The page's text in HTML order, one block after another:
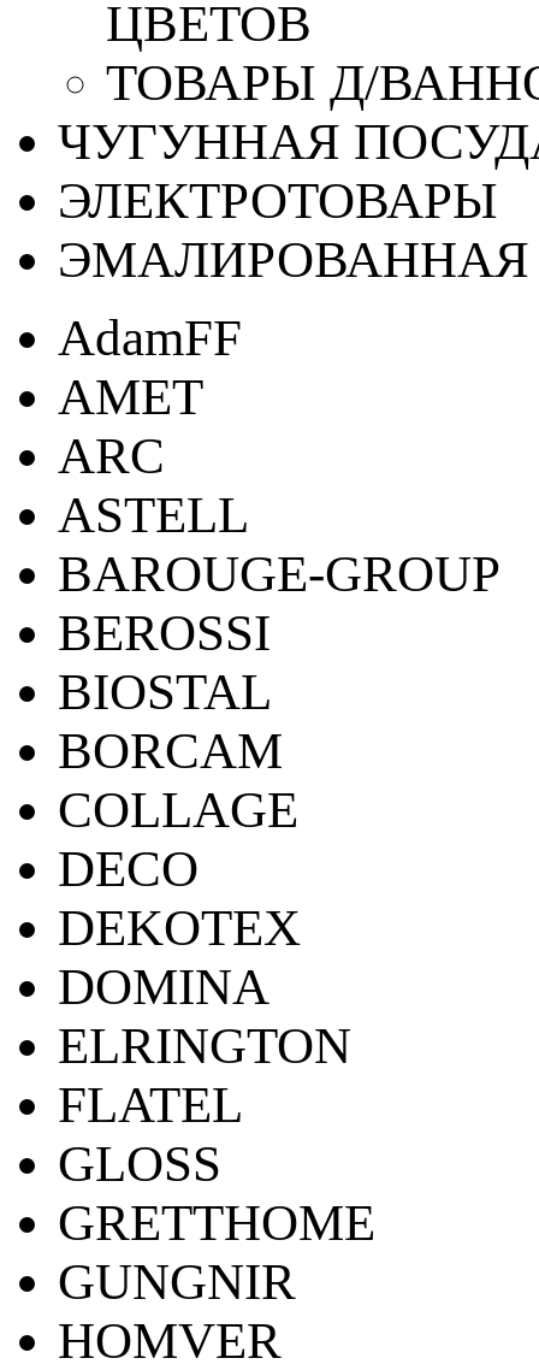
ЦВЕТОВ
ТОВАРЫ Д/
ЧУГУННАЯ
ЭЛЕКТРОТОВАРЫ
ЭМАЛИРОВАННАЯ
AdamFF
AMET
ARC
ASTELL
BAROUGE-GROUP
BEROSSI
BIOSTAL
BORCAM
COLLAGE
DECO
DEKOTEX
DOMINA
ELRINGTON
FLATEL
GLOSS
GRETTHOME
GUNGNIR
HOMVER